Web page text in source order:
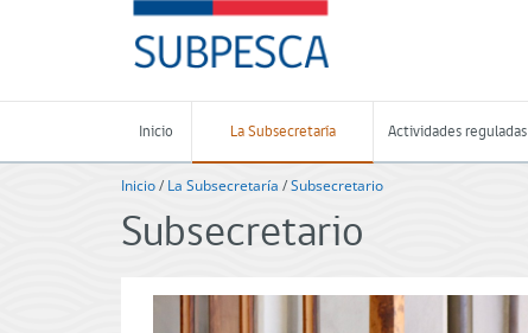
-
Subsecretaría
de
Pesca
Acuicultura
-
Gobierno
de
Inicio La Subsecretaría Actividades reguladas
Inicio/ La Subsecretaría /Subsecretario
Subsecretario